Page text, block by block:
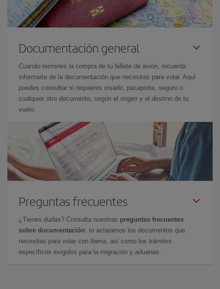
Documentación general
Cuando termines la compra de tu billete de avión, recuerda
informarte de la documentación que necesitas para volar. Aquí
puedes consultar si requieres visado, pasaporte, seguro o
cualquier otro documento, según el origen y el destino de tu
vuelo.
Preguntas frecuentes
¿Tienes dudas? Consulta nuestras preguntas frecuentes
sobre documentación: te aclaramos los documentos que
necesitas para volar con Iberia, así como los trámites
específicos exigidos para la migración y aduanas.